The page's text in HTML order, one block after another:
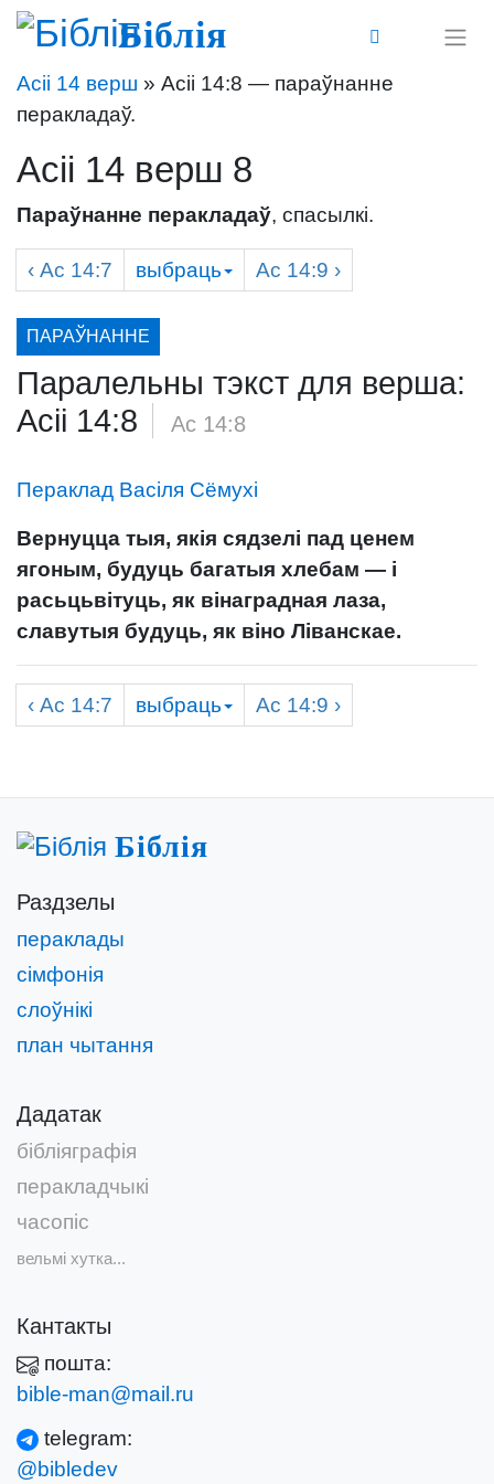
Біблія
Асіі 14 верш » Асіі 14:8 — параўнанне
перакладаў.
Асіі 14 верш 8
Параўнанне перакладаў, спасылкі.
‹ Ас 14:7 выбраць Ас 14:9 ›
ПАРАЎНАННЕ
Паралельны тэкст для верша:
Асіі 14:8
Ас 14:8
Пераклад Васіля Сёмухі
Вернуцца тыя, якія сядзелі пад ценем
ягоным, будуць багатыя хлебам — і
расьцьвітуць, як вінаградная лаза,
славутыя будуць, як віно Ліванскае.
‹ Ас 14:7 выбраць Ас 14:9 ›
Біблія
Раздзелы
пераклады
сімфонія
слоўнікі
план чытання
Дадатак
бібліяграфія
перакладчыкі
часопіс
вельмі хутка...
Кантакты
пошта:
bible-man@mail.ru
telegram:
@bibledev